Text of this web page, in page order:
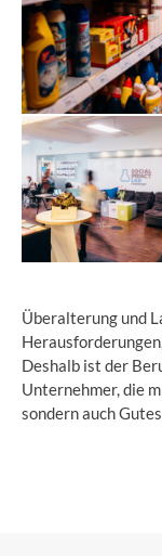
Überalterung und
Deshalb ist der
Unternehmer, die
sondern auch